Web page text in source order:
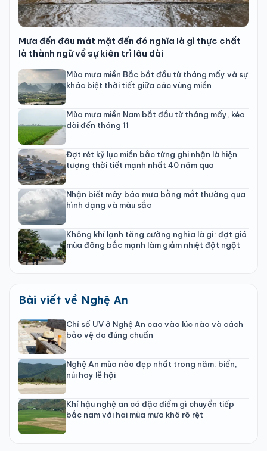
Mưa đến đâu mát mặt đến đó nghĩa là gì thực chất
là thành ngữ về sự kiên trì lâu dài
Mùa mưa miền Bắc bắt đầu từ tháng mấy và sự
khác biệt thời tiết giữa các vùng miền
Mùa mưa miền Nam bắt đầu từ tháng mấy, kéo
dài đến tháng 11
Đợt rét kỷ lục miền bắc từng ghi nhận là hiện
tượng thời tiết mạnh nhất 40 năm qua
Nhận biết mây báo mưa bằng mắt thường qua
hình dạng và màu sắc
Không khí lạnh tăng cường nghĩa là gì: đợt gió
mùa đông bắc mạnh làm giảm nhiệt đột ngột
Bài viết về Nghệ An
Chỉ số UV ở Nghệ An cao vào lúc nào và cách
bảo vệ da đúng chuẩn
Nghệ An mùa nào đẹp nhất trong năm: biển,
núi hay lễ hội
Khí hậu nghệ an có đặc điểm gì chuyển tiếp
bắc nam với hai mùa mưa khô rõ rệt